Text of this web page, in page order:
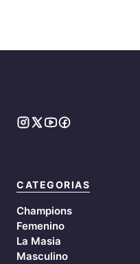
CATEGORIAS
Champions
Femenino
La Masia
Masculino